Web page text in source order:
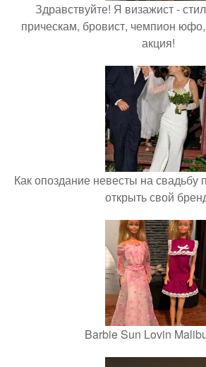
Здравствуйте! Я визажист -
прическам, бровист, чемпион
акция!
Как опоздание невесты на свадьбу
открыть свой
Barbie Sun Lovin